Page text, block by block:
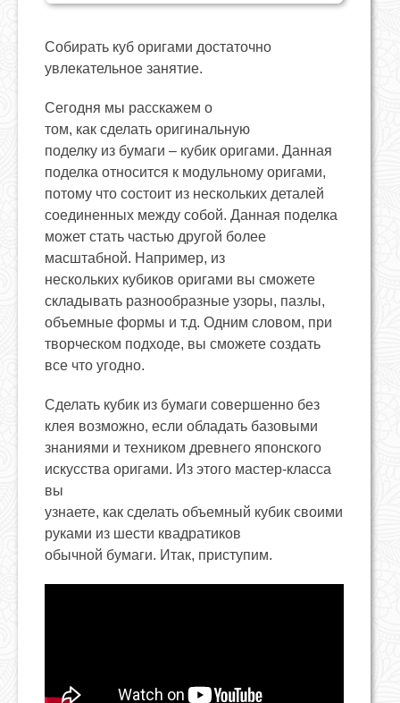
Собирать куб оригами достаточно
увлекательное занятие.
Сегодня мы расскажем о
том, как сделать оригинальную
поделку из бумаги – кубик оригами. Данная
поделка относится к модульному оригами,
потому что состоит из нескольких деталей
соединенных между собой. Данная поделка
может стать частью другой более
масштабной. Например, из
нескольких кубиков оригами вы сможете
складывать разнообразные узоры, пазлы,
объемные формы и т.д. Одним словом, при
творческом подходе, вы сможете создать
все что угодно.
Сделать кубик из бумаги совершенно без
клея возможно, если обладать базовыми
знаниями и техником древнего японского
искусства оригами. Из этого мастер-класса
вы
узнаете, как сделать объемный кубик своими
руками из шести квадратиков
обычной бумаги. Итак, приступим.